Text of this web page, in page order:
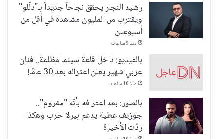
رشيد النجار يحقق نجاحاً جديداً بـ"دلّلو"
ويقترب من المليون مشاهدة في أقل من
أسبوعين
منذ 9 ساعات
بالفيديو: داخل قاعة سينما مظلمة.. فنان
عربي شهير يعلن اعتزاله بعد 30 عامًا!
منذ 10 ساعات
بالصور: بعد اعترافه بأنّه "مغروم"..
جوزيف عطية يدعم بيرلا حرب وهكذا
ردّت الأخيرة